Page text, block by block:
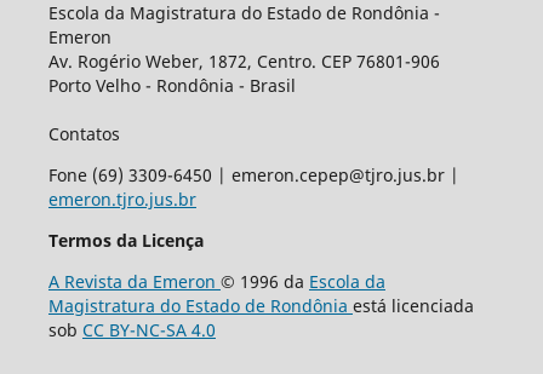
Escola da Magistratura do Estado de Rondônia -
Emeron
Av. Rogério Weber, 1872, Centro. CEP 76801-906
Porto Velho - Rondônia - Brasil
Contatos
Fone (69) 3309-6450 | emeron.cepep@tjro.jus.br |
emeron.tjro.jus.br
Termos da Licença
A Revista da Emeron © 1996 da Escola da
Magistratura do Estado de Rondônia está licenciada
sob CC BY-NC-SA 4.0